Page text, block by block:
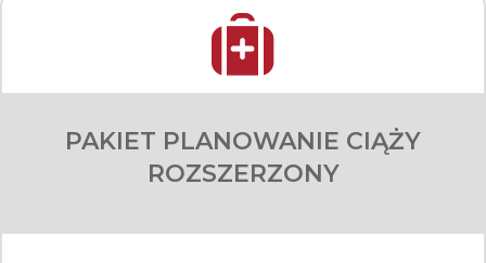
PAKIET PLANOWANIE CIĄŻY
ROZSZERZONY